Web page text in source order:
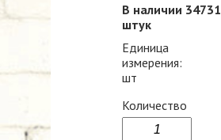
В наличии 34731
штук
Единица
измерения:
шт
Количество